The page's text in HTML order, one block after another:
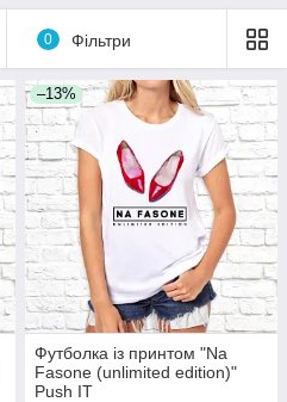
0 Фільтри
–13%
Футболка із принтом "Na
Fasone (unlimited edition)"
Push IT